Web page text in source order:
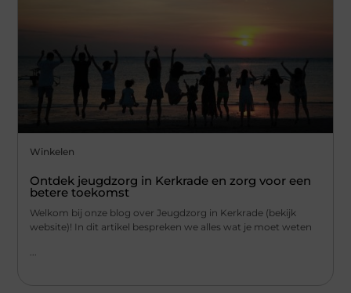
Winkelen
Ontdek jeugdzorg in Kerkrade en zorg voor een
betere toekomst
Welkom bij onze blog over Jeugdzorg in Kerkrade (bekijk
website)! In dit artikel bespreken we alles wat je moet weten
...